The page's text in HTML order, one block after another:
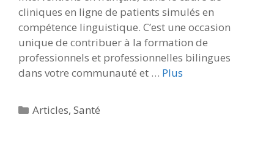
cliniques en ligne de patients simulés en
compétence linguistique. C’est une occasion
unique de contribuer à la formation de
professionnels et professionnelles bilingues
dans votre communauté et … Plus
Catégories
Articles,Santé